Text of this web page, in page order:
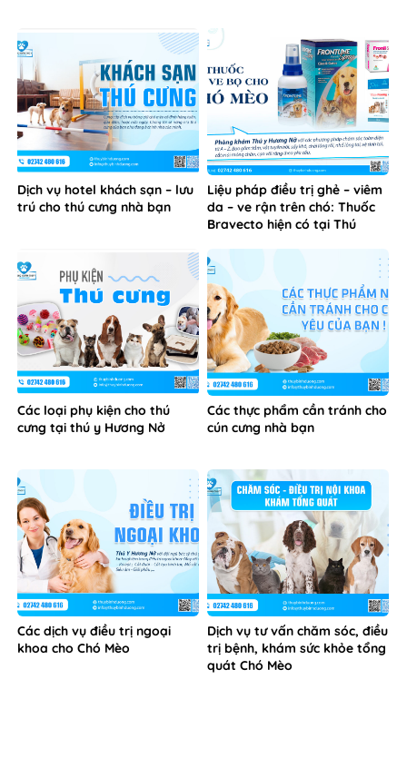
Dịch vụ hotel khách sạn – lưu
trú cho thú cưng nhà bạn
Liệu pháp điều trị ghẻ – viêm
da – ve rận trên chó: Thuốc
Bravecto hiện có tại Thú
Các loại phụ kiện cho thú
cưng tại thú y Hương Nở
Các thực phẩm cần tránh cho
cún cưng nhà bạn
Các dịch vụ điều trị ngoại
khoa cho Chó Mèo
Dịch vụ tư vấn chăm sóc, điều
trị bệnh, khám sức khỏe tổng
quát Chó Mèo